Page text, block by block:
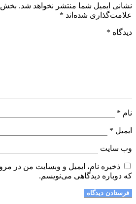
نشانی ایمیل شما منتشر نخواهد شد.
علامت‌گذاری شده‌اند *
دیدگاه *
نام *
ایمیل *
وب‌ سایت
ذخیره نام، ایمیل و وبسایت من در
که دوباره دیدگاهی می‌نویسم.